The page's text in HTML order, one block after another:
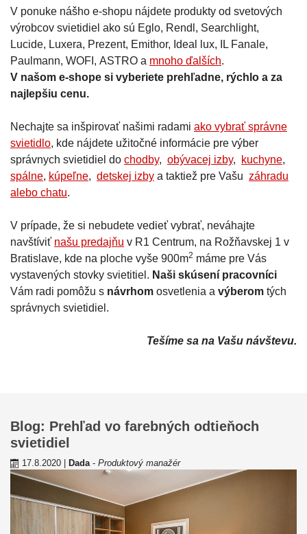
V ponuke nášho e-shopu nájdete produkty od svetových
výrobcov svietidiel ako sú Eglo, Rendl, Searchlight,
Lucide, Luxera, Prezent, Emithor, Ideal lux, IL Fanale,
Paulmann, WOFI, ASTRO a mnoho ďalších.
V našom e-shope si vyberiete prehľadne, rýchlo a za
najlepšiu cenu.
Nechajte sa inšpirovať našimi radami ako vybrať správne
svietidlo, kde nájdete užitočné informácie pre výber
správnych svietidiel do chodby, obývacej izby, kuchyne,
spálne, kúpeľne, detskej izby a taktiež pre Vašu záhradu
alebo chatu.
V prípade, že si nebudete vedieť vybrať, neváhajte
navštíviť našu predajňu v R1 Centrum, na Rožňavskej 1 v
Bratislave, kde na ploche vyše 900m2 máme pre Vás
vystavených stovky svietitiel. Naši skúsení pracovníci
Vám radi pomôžu s návrhom osvetlenia a výberom tých
správnych svietidiel.
Tešíme sa na Vašu návštevu.
Blog: Prehľad vo farebných odtieňoch
svietidiel
17.8.2020 | Dada - Produktový manažér